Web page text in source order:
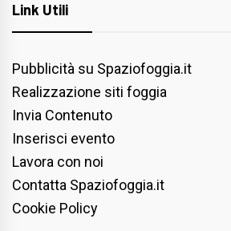
Link Utili
Pubblicità su Spaziofoggia.it
Realizzazione siti foggia
Invia Contenuto
Inserisci evento
Lavora con noi
Contatta Spaziofoggia.it
Cookie Policy